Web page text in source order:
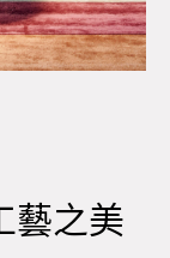
藝之美